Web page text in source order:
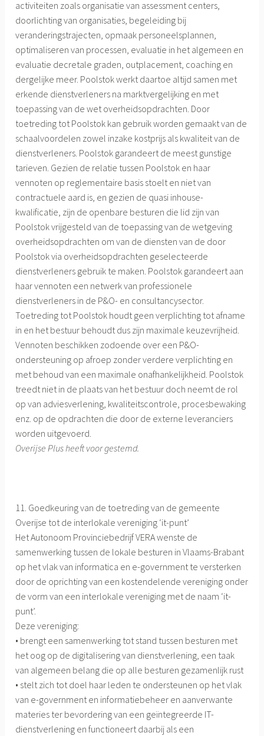
activiteiten zoals organisatie van assessment centers,
doorlichting van organisaties, begeleiding bij
veranderingstrajecten, opmaak personeelsplannen,
optimaliseren van processen, evaluatie in het algemeen en
evaluatie decretale graden, outplacement, coaching en
dergelijke meer. Poolstok werkt daartoe altijd samen met
erkende dienstverleners na marktvergelijking en met
toepassing van de wet overheidsopdrachten. Door
toetreding tot Poolstok kan gebruik worden gemaakt van de
schaalvoordelen zowel inzake kostprijs als kwaliteit van de
dienstverleners. Poolstok garandeert de meest gunstige
tarieven. Gezien de relatie tussen Poolstok en haar
vennoten op reglementaire basis stoelt en niet van
contractuele aard is, en gezien de quasi inhouse-
kwalificatie, zijn de openbare besturen die lid zijn van
Poolstok vrijgesteld van de toepassing van de wetgeving
overheidsopdrachten om van de diensten van de door
Poolstok via overheidsopdrachten geselecteerde
dienstverleners gebruik te maken. Poolstok garandeert aan
haar vennoten een netwerk van professionele
dienstverleners in de P&O- en consultancysector.
Toetreding tot Poolstok houdt geen verplichting tot afname
in en het bestuur behoudt dus zijn maximale keuzevrijheid.
Vennoten beschikken zodoende over een P&O-
ondersteuning op afroep zonder verdere verplichting en
met behoud van een maximale onafhankelijkheid. Poolstok
treedt niet in de plaats van het bestuur doch neemt de rol
op van adviesverlening, kwaliteitscontrole, procesbewaking
enz. op de opdrachten die door de externe leveranciers
worden uitgevoerd.
Overijse Plus heeft voor gestemd.
11. Goedkeuring van de toetreding van de gemeente
Overijse tot de interlokale vereniging ‘it-punt’
Het Autonoom Provinciebedrijf VERA wenste de
samenwerking tussen de lokale besturen in Vlaams-Brabant
op het vlak van informatica en e-government te versterken
door de oprichting van een kostendelende vereniging onder
de vorm van een interlokale vereniging met de naam ‘it-
punt’.
Deze vereniging:
• brengt een samenwerking tot stand tussen besturen met
het oog op de digitalisering van dienstverlening, een taak
van algemeen belang die op alle besturen gezamenlijk rust
• stelt zich tot doel haar leden te ondersteunen op het vlak
van e-government en informatiebeheer en aanverwante
materies ter bevordering van een geïntegreerde IT-
dienstverlening en functioneert daarbij als een